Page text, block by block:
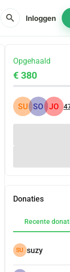
search Inloggen
Opgehaald
€ 380
SU SO JO
Donaties
Recente
SU suzy